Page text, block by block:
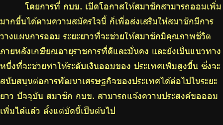
โดยการที่ กบข. เปิดโอกาสให้สมาชิกสามารถออมเพิ่ม
มากขึ้นได้ตามความสมัครใจนี้ ก็เพื่อส่งเสริมให้สมาชิกมีการ
วางแผนการออม ระยะยาวที่จะช่วยให้สมาชิกมีคุณภาพชีวิต
ภายหลังเกษียณอายุราชการที่ดีและมั่นคง และยังเป็นแนวทาง
หนึ่งที่จะช่วยทำให้ระดับเงินออมของ ประเทศเพิ่มสูงขึ้น ซึ่งจะ
สนับสนุนต่อการพัฒนาเศรษฐกิจของประเทศได้ต่อไปในระยะ
ยาว ปัจจุบัน สมาชิก กบข. สามารถแจ้งความประสงค์ขอออม
เพิ่มได้แล้ว ตั้งแต่บัดนี้เป็นต้นไป